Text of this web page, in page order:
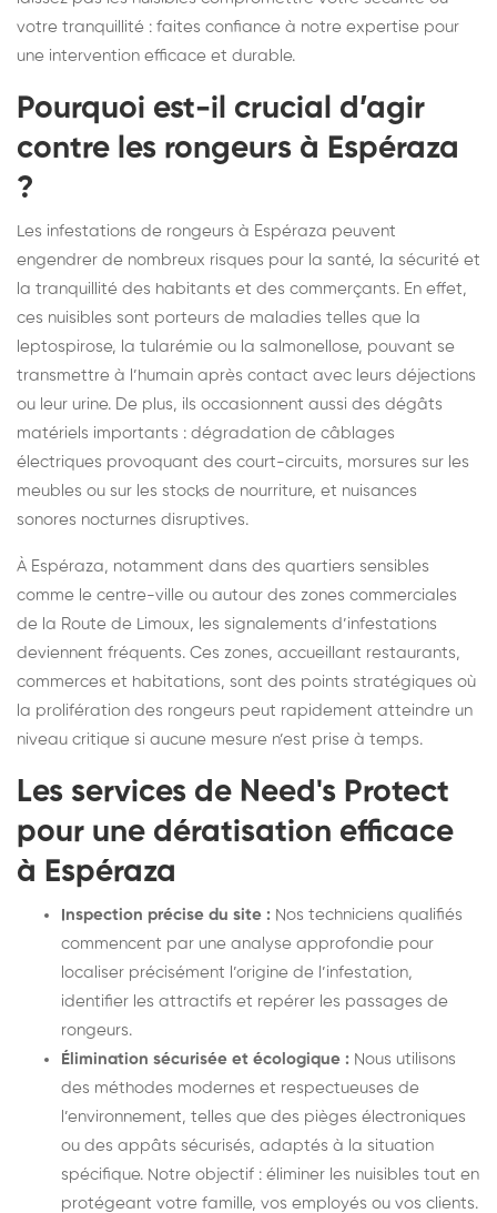
votre tranquillité : faites confiance à notre expertise pour
une intervention efficace et durable.
Pourquoi est-il crucial d’agir
contre les rongeurs à Espéraza
?
Les infestations de rongeurs à Espéraza peuvent
engendrer de nombreux risques pour la santé, la sécurité et
la tranquillité des habitants et des commerçants. En effet,
ces nuisibles sont porteurs de maladies telles que la
leptospirose, la tularémie ou la salmonellose, pouvant se
transmettre à l’humain après contact avec leurs déjections
ou leur urine. De plus, ils occasionnent aussi des dégâts
matériels importants : dégradation de câblages
électriques provoquant des court-circuits, morsures sur les
meubles ou sur les stocks de nourriture, et nuisances
sonores nocturnes disruptives.
À Espéraza, notamment dans des quartiers sensibles
comme le centre-ville ou autour des zones commerciales
de la Route de Limoux, les signalements d’infestations
deviennent fréquents. Ces zones, accueillant restaurants,
commerces et habitations, sont des points stratégiques où
la prolifération des rongeurs peut rapidement atteindre un
niveau critique si aucune mesure n’est prise à temps.
Les services de Need's Protect
pour une dératisation efficace
à Espéraza
Inspection précise du site : Nos techniciens qualifiés
commencent par une analyse approfondie pour
localiser précisément l’origine de l’infestation,
identifier les attractifs et repérer les passages de
rongeurs.
Élimination sécurisée et écologique : Nous utilisons
des méthodes modernes et respectueuses de
l’environnement, telles que des pièges électroniques
ou des appâts sécurisés, adaptés à la situation
spécifique. Notre objectif : éliminer les nuisibles tout en
protégeant votre famille, vos employés ou vos clients.